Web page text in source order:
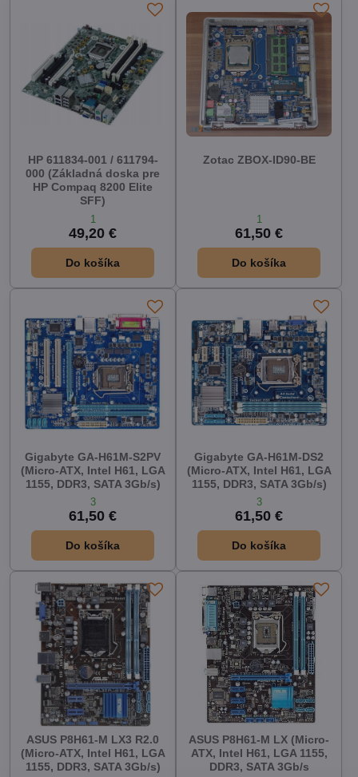
HP 611834-001 / 611794-
000 (Základná doska pre
HP Compaq 8200 Elite
SFF)
1
49,20 €
Do košíka
Zotac ZBOX-ID90-BE
1
61,50 €
Do košíka
Gigabyte GA-H61M-S2PV
(Micro-ATX, Intel H61, LGA
1155, DDR3, SATA 3Gb/s)
3
61,50 €
Do košíka
Gigabyte GA-H61M-DS2
(Micro-ATX, Intel H61, LGA
1155, DDR3, SATA 3Gb/s)
3
61,50 €
Do košíka
ASUS P8H61-M LX3 R2.0
(Micro-ATX, Intel H61, LGA
1155, DDR3, SATA 3Gb/s)
ASUS P8H61-M LX (Micro-
ATX, Intel H61, LGA 1155,
DDR3, SATA 3Gb/s